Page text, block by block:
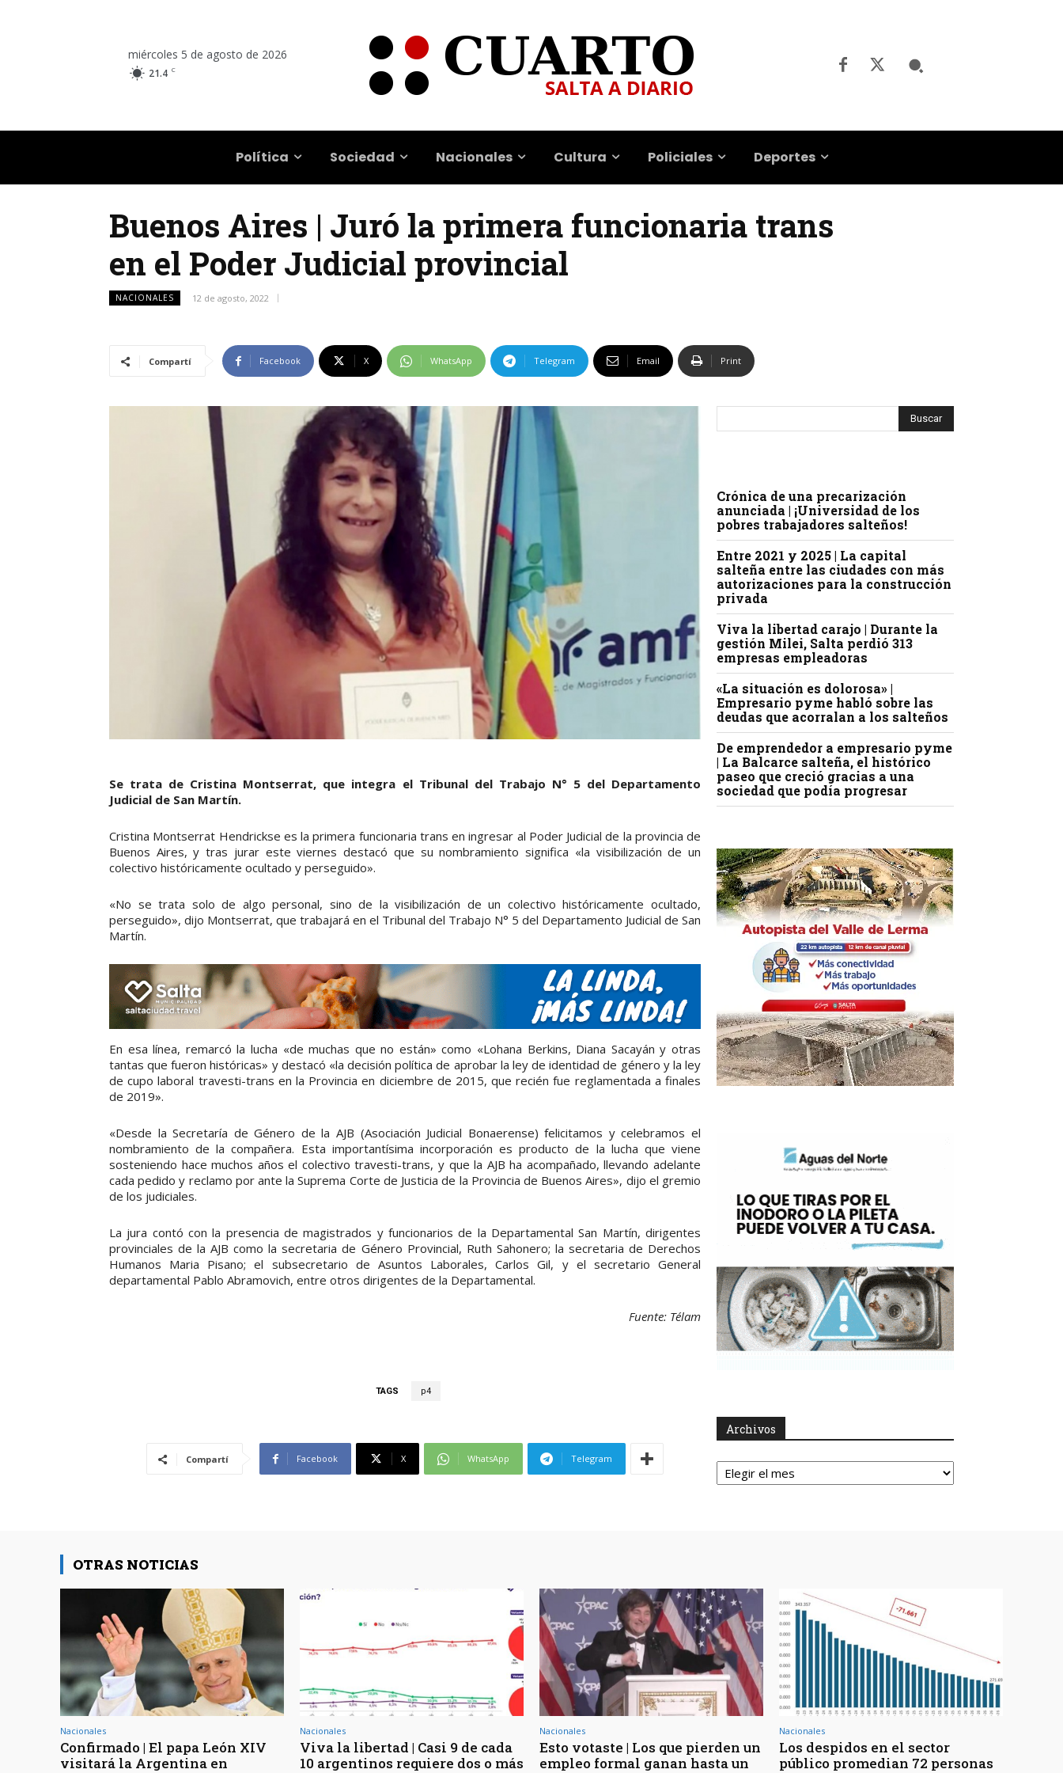
miércoles 5 de agosto de 2026
21.4 C
Política Sociedad Nacionales Cultura Policiales Deportes
Buenos Aires | Juró la primera funcionaria trans
en el Poder Judicial provincial
NACIONALES 12 de agosto, 2022
Compartí Facebook X WhatsApp Telegram Email Print
Se trata de Cristina Montserrat, que integra el Tribunal del Trabajo N° 5 del Departamento
Judicial de San Martín.
Cristina Montserrat Hendrickse es la primera funcionaria trans en ingresar al Poder Judicial de la provincia de
Buenos Aires, y tras jurar este viernes destacó que su nombramiento significa «la visibilización de un
colectivo históricamente ocultado y perseguido».
«No se trata solo de algo personal, sino de la visibilización de un colectivo históricamente ocultado,
perseguido», dijo Montserrat, que trabajará en el Tribunal del Trabajo N° 5 del Departamento Judicial de San
Martín.
En esa línea, remarcó la lucha «de muchas que no están» como «Lohana Berkins, Diana Sacayán y otras
tantas que fueron históricas» y destacó «la decisión política de aprobar la ley de identidad de género y la ley
de cupo laboral travesti-trans en la Provincia en diciembre de 2015, que recién fue reglamentada a finales
de 2019».
«Desde la Secretaría de Género de la AJB (Asociación Judicial Bonaerense) felicitamos y celebramos el
nombramiento de la compañera. Esta importantísima incorporación es producto de la lucha que viene
sosteniendo hace muchos años el colectivo travesti-trans, y que la AJB ha acompañado, llevando adelante
cada pedido y reclamo por ante la Suprema Corte de Justicia de la Provincia de Buenos Aires», dijo el gremio
de los judiciales.
La jura contó con la presencia de magistrados y funcionarios de la Departamental San Martín, dirigentes
provinciales de la AJB como la secretaria de Género Provincial, Ruth Sahonero; la secretaria de Derechos
Humanos Maria Pisano; el subsecretario de Asuntos Laborales, Carlos Gil, y el secretario General
departamental Pablo Abramovich, entre otros dirigentes de la Departamental.
Fuente: Télam
TAGS p4
Compartí Facebook X WhatsApp Telegram
Crónica de una precarización
anunciada | ¡Universidad de los
pobres trabajadores salteños!
Entre 2021 y 2025 | La capital
salteña entre las ciudades con más
autorizaciones para la construcción
privada
Viva la libertad carajo | Durante la
gestión Milei, Salta perdió 313
empresas empleadoras
«La situación es dolorosa» |
Empresario pyme habló sobre las
deudas que acorralan a los salteños
De emprendedor a empresario pyme
| La Balcarce salteña, el histórico
paseo que creció gracias a una
sociedad que podía progresar
Archivos
Archivos
OTRAS NOTICIAS
Nacionales
Confirmado | El papa León XIV
visitará la Argentina en
Nacionales
Viva la libertad | Casi 9 de cada
10 argentinos requiere dos o más
Nacionales
Esto votaste | Los que pierden un
empleo formal ganan hasta un
Nacionales
Los despidos en el sector
público promedian 72 personas